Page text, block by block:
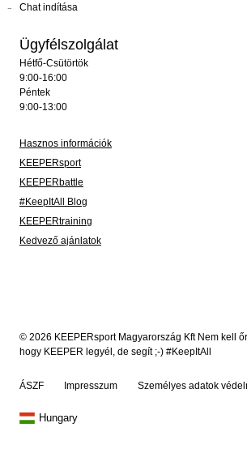
Chat indítása
Ügyfélszolgálat
Hétfő-Csütörtök
9:00-16:00
Péntek
9:00-13:00
Hasznos információk
KEEPERsport
KEEPERbattle
#KeepItAll Blog
KEEPERtraining
Kedvező ajánlatok
© 2026 KEEPERsport Magyarország Kft Nem kell
hogy KEEPER legyél, de segít ;-) #KeepItAll
ÁSZF Impresszum Személyes adatok
Hungary